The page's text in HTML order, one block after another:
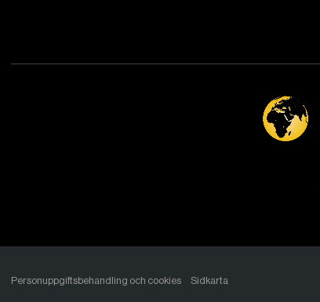
Personuppgiftsbehandling och cookies Sidkarta